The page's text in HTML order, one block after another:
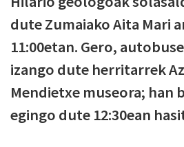
dute Zumaiako Aita Mari
11:00etan. Gero,
izango dute herritarrek
Mendietxe museora; han
egingo dute 12:30ean